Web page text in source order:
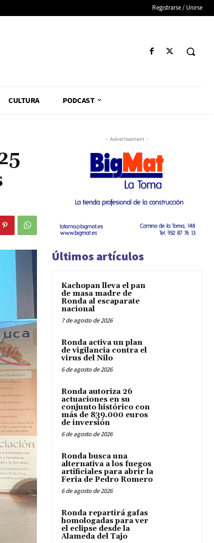
Registrarse / Unirse
CULTURA PODCAST
- Advertisement -
Últimos artículos
Kachopan lleva el pan
de masa madre de
Ronda al escaparate
nacional
7 de agosto de 2026
Ronda activa un plan
de vigilancia contra el
virus del Nilo
6 de agosto de 2026
Ronda autoriza 26
actuaciones en su
conjunto histórico con
más de 839.000 euros
de inversión
6 de agosto de 2026
Ronda busca una
alternativa a los fuegos
artificiales para abrir la
Feria de Pedro Romero
6 de agosto de 2026
Ronda repartirá gafas
homologadas para ver
el eclipse desde la
Alameda del Tajo